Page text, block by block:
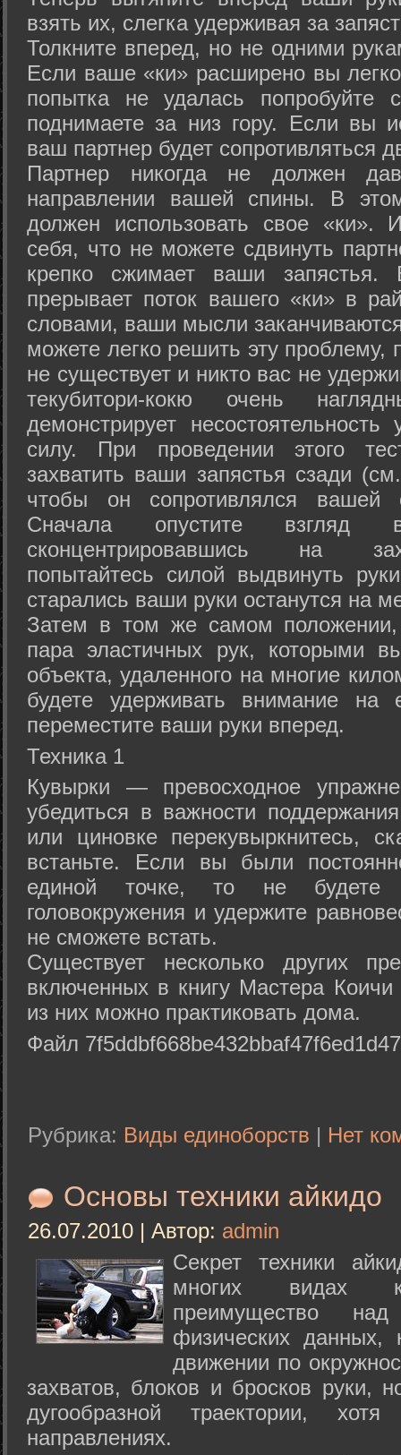
взять их, слегка удерживая за
Толкните вперед, но не одними
Если ваше «ки» расширено вы
попытка не удалась попробуйте
поднимаете за низ гору. Если вы
ваш партнер будет сопротивляться
Партнер никогда не должен
направлении вашей спины. В
должен использовать свое «ки».
себя, что не можете сдвинуть
крепко сжимает ваши запястья.
прерывает поток вашего «ки» в
словами, ваши мысли
можете легко решить эту проблему,
не существует и никто вас не
текубитори-кокю очень
демонстрирует
силу. При проведении этого
захватить ваши запястья сзади
чтобы он сопротивлялся вашей
Сначала опустите
сконцентрировавшись на
попытайтесь силой выдвинуть
старались ваши руки останутся на
Затем в том же самом положении,
пара эластичных рук, которыми
объекта, удаленного на многие
будете удерживать внимание на
переместите ваши руки вперед.
Техника 1
Кувырки — превосходное
убедиться в важности
или циновке перекувыркнитесь,
встаньте. Если вы были
единой точке, то не будете
головокружения и удержите
не сможете встать.
Существует несколько других
включенных в книгу Мастера
из них можно практиковать дома.
Файл
Рубрика: Виды единоборств | Нет
Основы техники айкидо
26.07.2010 | Автор: admin
Секрет техники
многих видах
преимущество
физических данных,
движении по
захватов, блоков и бросков руки,
дугообразной траектории,
направлениях.